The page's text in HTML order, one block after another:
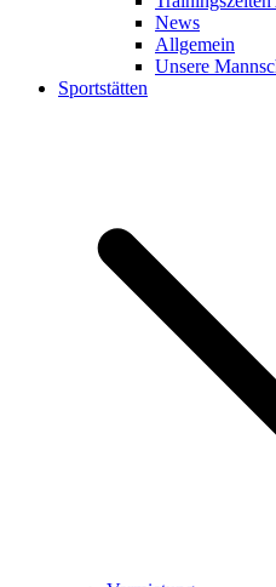
News
Allgemein
Unsere
Sportstätten